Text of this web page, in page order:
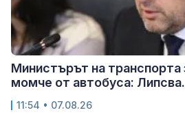
Министърът на транспорта
момче от автобуса:
11:54 • 07.08.26